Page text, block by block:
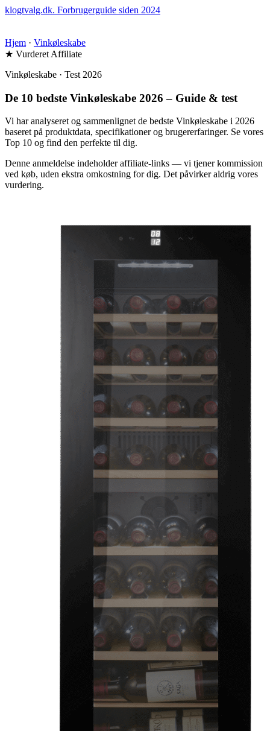
klogtvalg.dk. Forbrugerguide siden 2024
Hjem · Vinkøleskabe
★ Vurderet Affiliate
Vinkøleskabe · Test 2026
De 10 bedste Vinkøleskabe 2026 – Guide & test
Vi har analyseret og sammenlignet de bedste Vinkøleskabe i 2026
baseret på produktdata, specifikationer og brugererfaringer. Se vores
Top 10 og find den perfekte til dig.
Denne anmeldelse indeholder affiliate-links — vi tjener kommission
ved køb, uden ekstra omkostning for dig. Det påvirker aldrig vores
vurdering.